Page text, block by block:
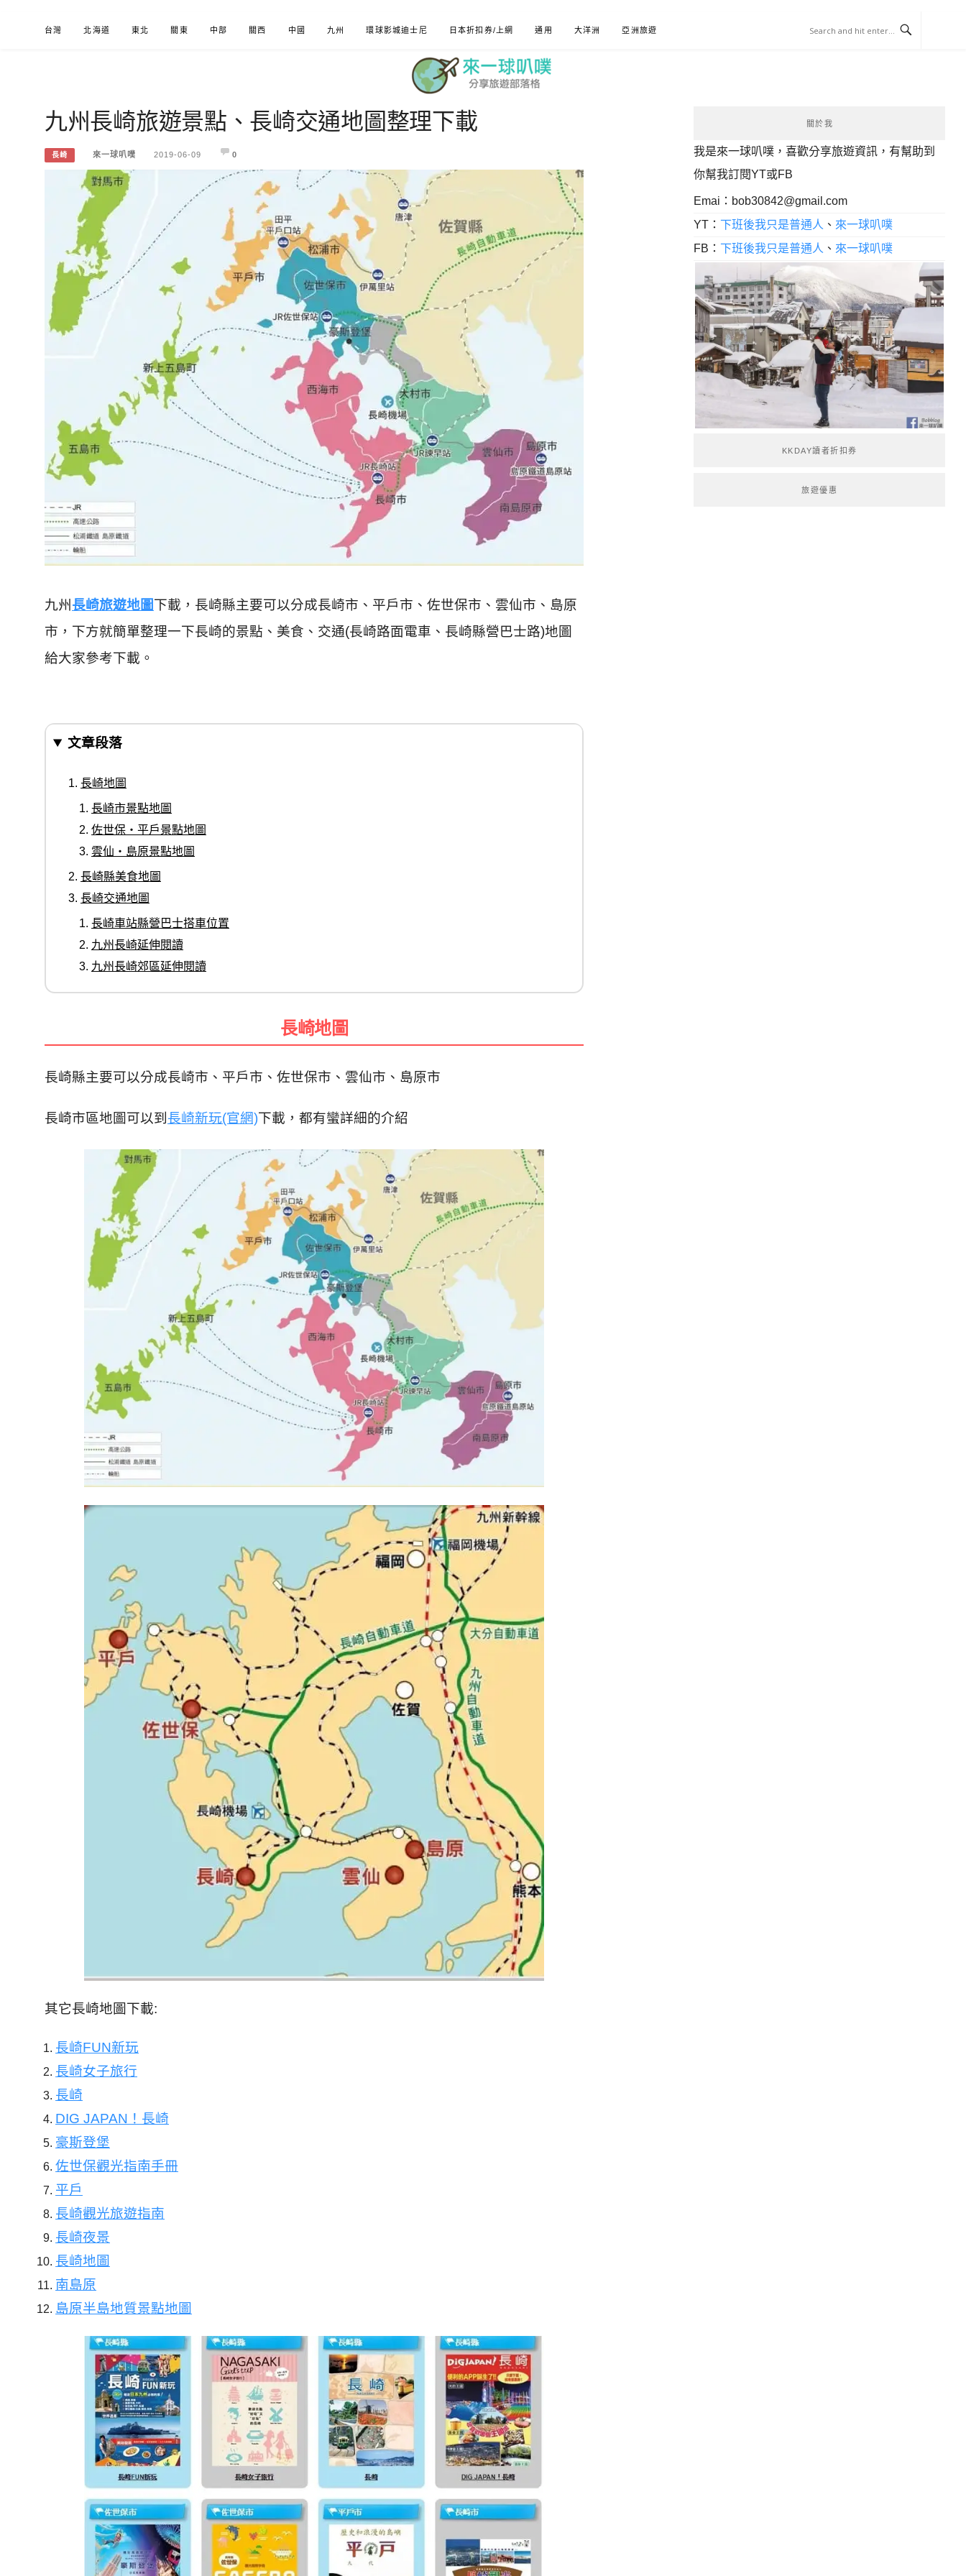
台灣 北海道 東北 關東 中部 關西 中國 九州 環球影城迪士尼 日本折扣券/上網 通用 大洋洲 亞洲旅遊
來一球叭噗
分享日本自助部落格
九州長崎旅遊景點、長崎交通地圖整理下載
長崎 來一球叭噗 2019-06-09 0
九州 長崎旅遊地圖下載，長崎縣主要可以分成長崎市、平戶市、佐世保市、雲仙市、島原
市，下方就簡單整理一下長崎的景點、美食、交通(長崎路面電車、長崎縣營巴士路)地圖
給大家參考下載。
文章段落
長崎地圖
長崎市景點地圖
佐世保‧平戶景點地圖
雲仙‧島原景點地圖
長崎縣美食地圖
長崎交通地圖
長崎車站縣營巴士搭車位置
九州長崎延伸閱讀
九州長崎郊區延伸閱讀
長崎地圖
長崎縣主要可以分成長崎市、平戶市、佐世保市、雲仙市、島原市
長崎市區地圖可以到 長崎新玩(官網)下載，都有蠻詳細的介紹
其它長崎地圖下載:
長崎FUN新玩
長崎女子旅行
長崎
DIG JAPAN！長崎
豪斯登堡
佐世保觀光指南手冊
平戶
長崎觀光旅遊指南
長崎夜景
長崎地圖
南島原
島原半島地質景點地圖
關於我
我是來一球叭噗，喜歡分享旅遊資訊，有幫助到
你幫我訂閱YT或FB
Emai： bob30842@gmail.com
YT：下班後我只是普通人 、 來一球叭噗
FB：下班後我只是普通人 、 來一球叭噗
KKDAY讀者折扣券
旅遊優惠